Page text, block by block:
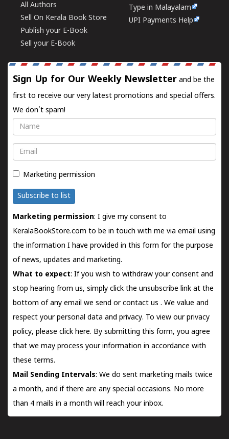
All Authors
Sell On Kerala Book Store
Publish your E-Book
Sell your E-Book
Type in Malayalam
UPI Payments Help
Sign Up for Our Weekly Newsletter and be the
first to receive our very latest promotions and special offers.
We don't spam!
Name
Email
Marketing permission
Subscribe to list
Marketing permission: I give my consent to
KeralaBookStore.com to be in touch with me via email using
the information I have provided in this form for the purpose
of news, updates and marketing.
What to expect: If you wish to withdraw your consent and
stop hearing from us, simply click the unsubscribe link at the
bottom of any email we send orcontact us . We value and
respect your personal data and privacy. To view our privacy
policy, please click here. By submitting this form, you agree
that we may process your information in accordance with
these terms.
Mail Sending Intervals: We do sent marketing mails twice
a month, and if there are any special occasions. No more
than 4 mails in a month will reach your inbox.